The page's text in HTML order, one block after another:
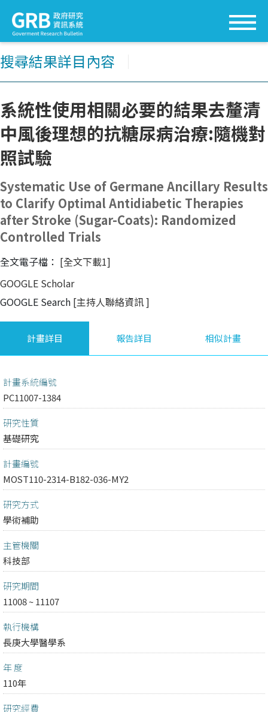
搜尋結果詳目內容
系統性使用相關必要的結果去釐清
中風後理想的抗糖尿病治療:隨機對
照試驗
Systematic Use of Germane Ancillary Results
to Clarify Optimal Antidiabetic Therapies
after Stroke (Sugar-Coats): Randomized
Controlled Trials
全文電子檔： [全文下載1]
GOOGLE Scholar
GOOGLE Search [主持人聯絡資訊]
計畫詳目 報告詳目 相似計畫
計畫系統編號
PC11007-1384
研究性質
基礎研究
計畫編號
MOST110-2314-B182-036-MY2
研究方式
學術補助
主管機關
科技部
研究期間
11008 ~ 11107
執行機構
長庚大學醫學系
年 度
110年
研究經費